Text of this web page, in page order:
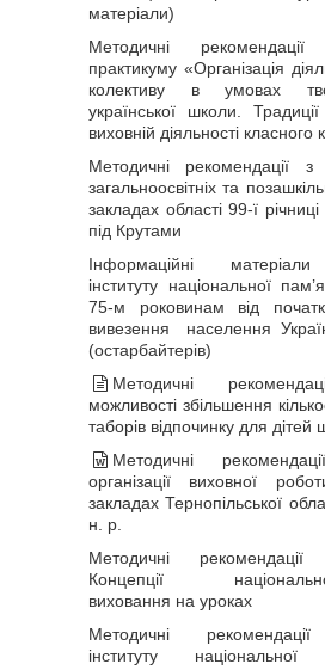
матеріали)
Методичні
практикуму «Організація
колективу в умовах
української школи.
виховній діяльності класного
Методичні рекомендації з
загальноосвітніх та
закладах області 99-ї
під Крутами
Інформаційні матеріали
інституту національної
75-м роковинам від
вивезення населення
(остарбайтерів)
Методичні
можливості збільшення
таборів відпочинку для дітей
Методичні
організації виховної
закладах Тернопільської
н. р.
Методичні рекомендації
Концепції національно-
виховання на уроках
Методичні рекомендації
інституту